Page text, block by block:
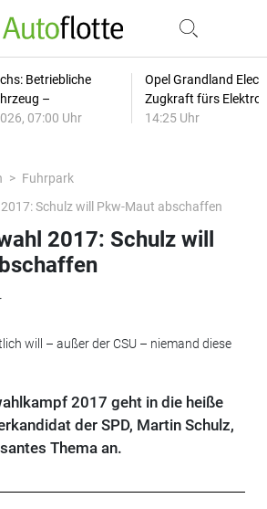
Betriebliche
–
07:00 Uhr
Opel Grandland
Zugkraft fürs
14:25 Uhr
Fuhrpark
Schulz will Pkw-Maut abschaffen
2017: Schulz will
will – außer der CSU – niemand diese
2017 geht in die heiße
der SPD, Martin Schulz,
Thema an.